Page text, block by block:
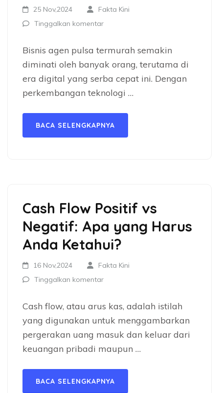
25 Nov,2024
Fakta Kini
Tinggalkan komentar
Bisnis agen pulsa termurah semakin
diminati oleh banyak orang, terutama di
era digital yang serba cepat ini. Dengan
perkembangan teknologi …
BACA SELENGKAPNYA
Cash Flow Positif vs
Negatif: Apa yang Harus
Anda Ketahui?
16 Nov,2024
Fakta Kini
Tinggalkan komentar
Cash flow, atau arus kas, adalah istilah
yang digunakan untuk menggambarkan
pergerakan uang masuk dan keluar dari
keuangan pribadi maupun …
BACA SELENGKAPNYA